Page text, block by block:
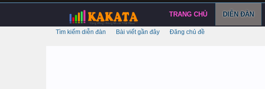
TRANG CHỦ DIỄN ĐÀN
Tìm kiếm diễn đàn Bài viết gần đây Đăng chủ đề